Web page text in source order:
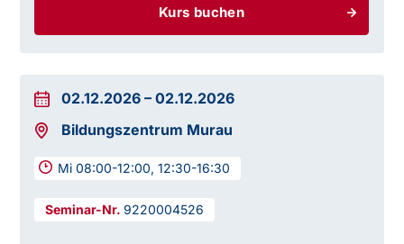
Kurs buchen
02.12.2026 –02.12.2026
Bildungszentrum Murau
Mi 08:00-12:00, 12:30-16:30
9220004526